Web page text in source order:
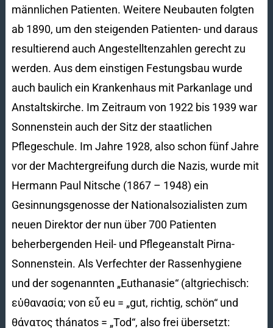
männlichen Patienten. Weitere Neubauten folgten
ab 1890, um den steigenden Patienten- und daraus
resultierend auch Angestelltenzahlen gerecht zu
werden. Aus dem einstigen Festungsbau wurde
auch baulich ein Krankenhaus mit Parkanlage und
Anstaltskirche. Im Zeitraum von 1922 bis 1939 war
Sonnenstein auch der Sitz der staatlichen
Pflegeschule. Im Jahre 1928, also schon fünf Jahre
vor der Machtergreifung durch die Nazis, wurde mit
Hermann Paul Nitsche (1867 – 1948) ein
Gesinnungsgenosse der Nationalsozialisten zum
neuen Direktor der nun über 700 Patienten
beherbergenden Heil- und Pflegeanstalt Pirna-
Sonnenstein. Als Verfechter der Rassenhygiene
und der sogenannten „Euthanasie“ (altgriechisch:
εὐθανασία; von εὖ eu = „gut, richtig, schön“ und
θάνατος thánatos = „Tod“, also frei übersetzt: